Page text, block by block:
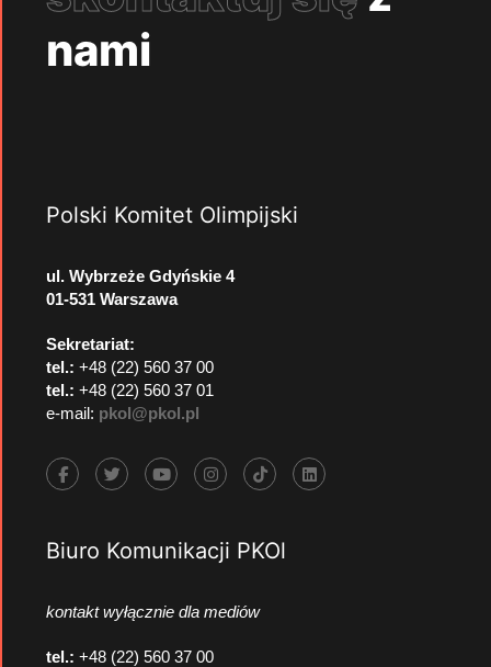
nami
Polski Komitet Olimpijski
ul. Wybrzeże Gdyńskie 4
01-531 Warszawa
Sekretariat:
tel.: +48 (22) 560 37 00
tel.: +48 (22) 560 37 01
e-mail: pkol@pkol.pl
Biuro Komunikacji PKOl
kontakt wyłącznie dla mediów
tel.: +48 (22) 560 37 00